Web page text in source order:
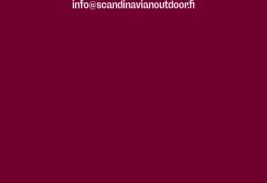
info@scandinavianoutdoor.fi